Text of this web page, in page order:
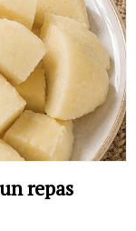
repas